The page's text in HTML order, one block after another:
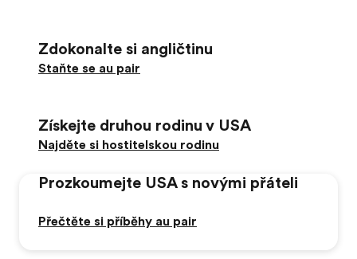
Zdokonalte si angličtinu
Staňte se au pair
Získejte druhou rodinu v USA
Najděte si hostitelskou rodinu
Prozkoumejte USA s novými přáteli
Přečtěte si příběhy au pair